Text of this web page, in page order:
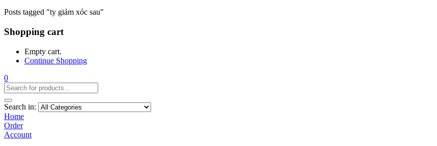
Posts tagged "ty giảm xóc sau"
Shopping cart
Empty cart.
Continue Shopping
0
Search in:
Home
Order
Account